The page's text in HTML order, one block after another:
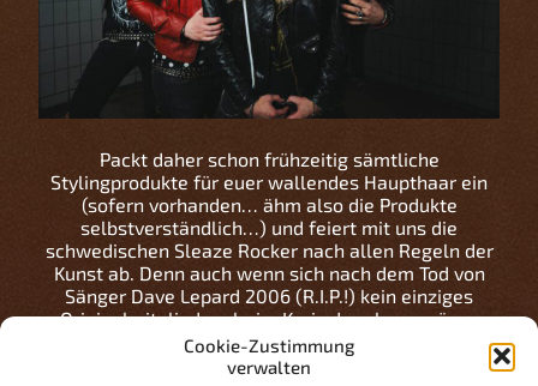
Cookie-Zustimmung
verwalten
Packt daher schon frühzeitig sämtliche
Stylingprodukte für euer wallendes Haupthaar ein
(sofern vorhanden… ähm also die Produkte
selbstverständlich…) und feiert mit uns die
schwedischen Sleaze Rocker nach allen Regeln der
Kunst ab. Denn auch wenn sich nach dem Tod von
Sänger Dave Lepard 2006 (R.I.P.!) kein einziges
Originalmitglied mehr im Kreis der glamourösen
Boys befindet, liefern CRASHDÏET in den
vergangenen Jahren mit „Automaton“ bzw. „Rust“